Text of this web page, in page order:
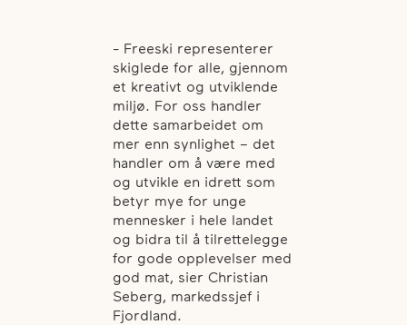
- Freeski representerer
skiglede for alle, gjennom
et kreativt og utviklende
miljø. For oss handler
dette samarbeidet om
mer enn synlighet – det
handler om å være med
og utvikle en idrett som
betyr mye for unge
mennesker i hele landet
og bidra til å tilrettelegge
for gode opplevelser med
god mat, sier Christian
Seberg, markedssjef i
Fjordland.